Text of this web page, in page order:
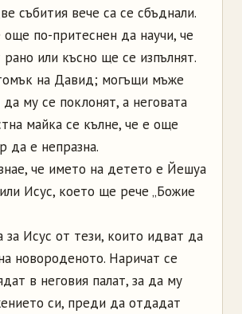
събития вече са се сбъднали.
по-притеснен да научи, че
рано или късно ще се изпълнят.
на Давид; могъщи мъже
да му се поклонят, а неговата
майка се кълне, че е още
да е непразна.
че името на детето е Йешуа
Исус, което ще рече „Божие
за Исус от тези, които идват да
новороденото. Наричат се
в неговия палат, за да му
си, преди да отдадат